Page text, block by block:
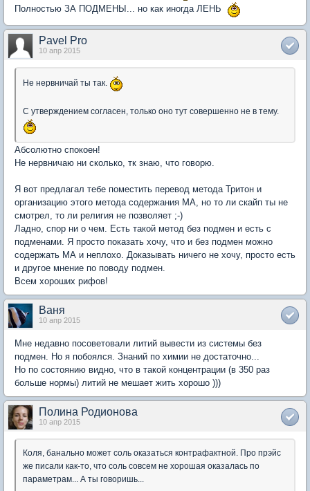
Полностью ЗА ПОДМЕНЫ... но как иногда ЛЕНЬ
Pavel Pro
10 апр 2015
Не нервничай ты так.
С утверждением согласен, только оно тут совершенно не в тему.
Абсолютно спокоен!
Не нервничаю ни сколько, тк знаю, что говорю.
Я вот предлагал тебе поместить перевод метода Тритон и
организацию этого метода содержания МА, но то ли скайп ты не
смотрел, то ли религия не позволяет ;-)
Ладно, спор ни о чем. Есть такой метод без подмен и есть с
подменами. Я просто показать хочу, что и без подмен можно
содержать МА и неплохо. Доказывать ничего не хочу, просто есть
и другое мнение по поводу подмен.
Всем хороших рифов!
Ваня
10 апр 2015
Мне недавно посоветовали литий вывести из системы без
подмен. Но я побоялся. Знаний по химии не достаточно...
Но по состоянию видно, что в такой концентрации (в 350 раз
больше нормы) литий не мешает жить хорошо )))
Полина Родионова
10 апр 2015
Коля, банально может соль оказаться контрафактной. Про прэйс
же писали как-то, что соль совсем не хорошая оказалась по
параметрам... А ты говоришь...